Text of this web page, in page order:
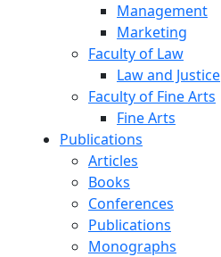
Management
Marketing
Faculty of Law
Law and Justice
Faculty of Fine Arts
Fine Arts
Publications
Articles
Books
Conferences
Publications
Monographs